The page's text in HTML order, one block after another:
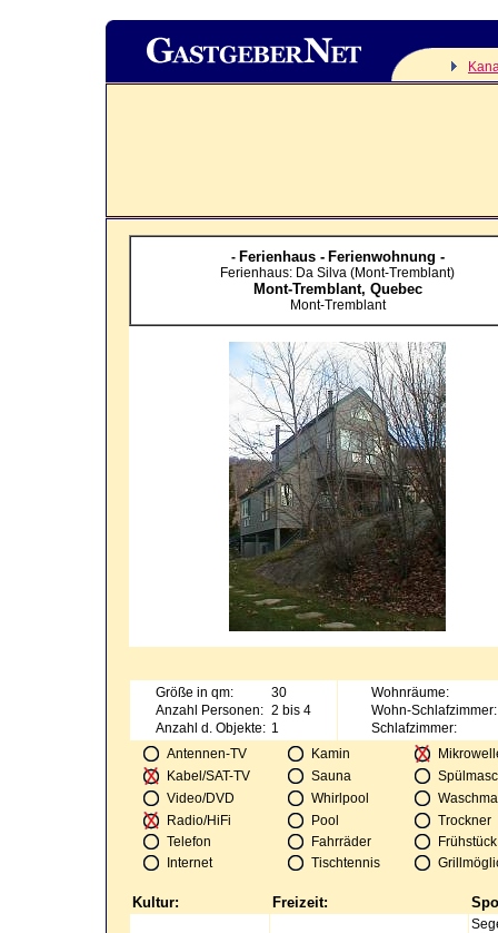
- Ferienhaus - Ferienwohnung -
Ferienhaus: Da Silva (Mont-Tremblant)
Mont-Tremblant, Quebec
Mont-Tremblant
Größe in qm:
30
Anzahl Personen: 2 bis 4
Anzahl d. Objekte: 1
Wohnräume:
Wohn-Schlafzimmer:
Schlafzimmer:
Antennen-TV
Kamin
Kabel/SAT-TV
Sauna
Video/DVD
Whirlpool
Radio/HiFi
Pool
Trockner
Telefon
Fahrräder
Internet
Tischtennis
Kultur: Freizeit: